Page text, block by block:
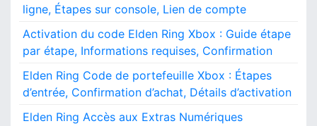
ligne, Étapes sur console, Lien de compte
Activation du code Elden Ring Xbox : Guide étape
par étape, Informations requises, Confirmation
Elden Ring Code de portefeuille Xbox : Étapes
d’entrée, Confirmation d’achat, Détails d’activation
Elden Ring Accès aux Extras Numériques